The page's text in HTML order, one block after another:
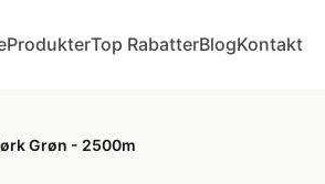
ProdukterTop RabatterBlogKontakt
Grøn - 2500m